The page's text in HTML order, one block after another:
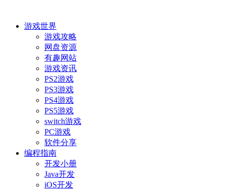
游戏世界
游戏攻略
网盘资源
有趣网站
游戏资讯
PS2游戏
PS3游戏
PS4游戏
PS5游戏
switch游戏
PC游戏
软件分享
编程指南
开发小册
Java开发
iOS开发